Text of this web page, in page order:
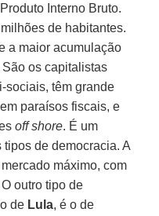
Interno Bruto.
de habitantes.
a maior acumulação
São os capitalistas
sociais, têm grande
paraísos fiscais, e
off shore. É um
de democracia. A
máximo, com
outro tipo de
de Lula, é o de